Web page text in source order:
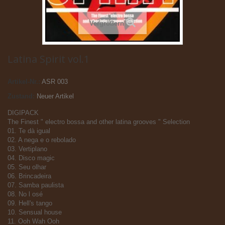
Vergrößern
Latina Spirit vol.1
Artikel-Nr.:
ASR 003
Zustand:
Neuer Artikel
DIGIPACK
The Finest " electro bossa and other latina grooves " Selection
01. Te dà igual
02. A nega e o rebolado
03. Vertiplano
04. Disco magic
05. Seu olhar
06. Brincadeira
07. Samba paulista
08. No l osé
09. Hell's tango
10. Sensual house
11. Ooh Wah Ooh